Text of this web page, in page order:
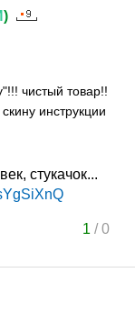
)
чистый товар!!
инструкции
стукачок...
1 /0